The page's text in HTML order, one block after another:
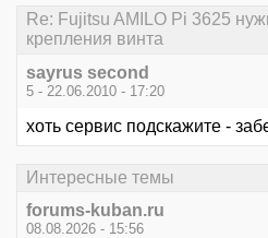
Re: Fujitsu AMILO Pi 3625
крепления винта
sayrus second
5 - 22.06.2010 - 17:20
хоть сервис подскажите -
Интересные темы
forums-kuban.ru
08.08.2026 - 15:56